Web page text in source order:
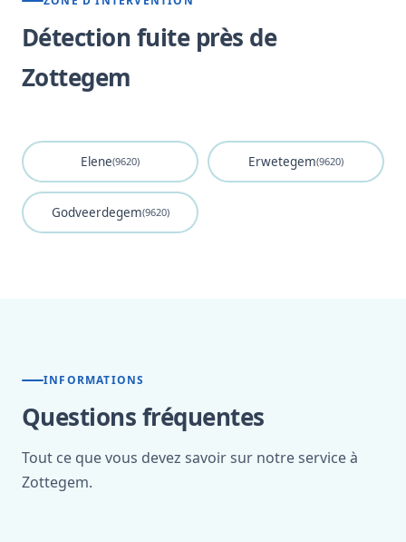
Détection fuite près de
Zottegem
Elene(9620) Erwetegem(9620)
Godveerdegem(9620)
INFORMATIONS
Questions fréquentes
Tout ce que vous devez savoir sur notre service à
Zottegem.